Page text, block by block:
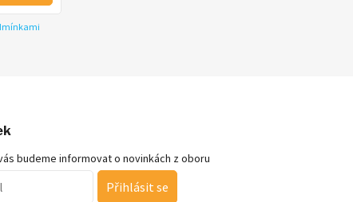
budeme informovat o novinkách z oboru
Přihlásit se